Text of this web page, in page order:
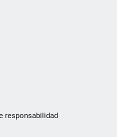
responsabilidad